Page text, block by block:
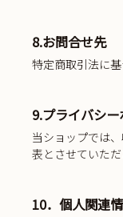
8.お問合せ先
特定商取引法に
9.プライバシ
当ショップでは
表とさせていただ
10．個人関連